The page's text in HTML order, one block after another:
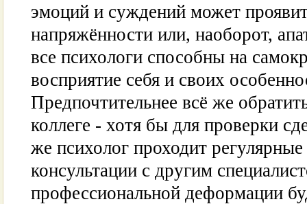
эмоций и суждений может
напряжённости или, наоборот,
все психологи способны на
восприятие себя и своих
Предпочтительнее всё же
коллеге - хотя бы для проверки
же психолог проходит
консультации с другим
профессиональной деформации